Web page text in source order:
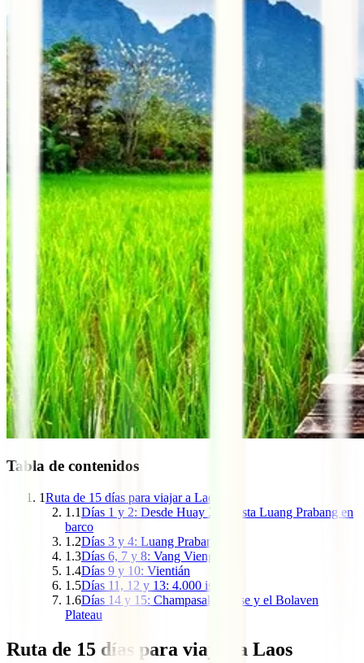
Tabla de contenidos
1Ruta de 15 días para viajar a Laos
1.1Días 1 y 2: Desde Huay Xai hasta Luang Prabang en
barco
1.2Días 3 y 4: Luang Prabang
1.3Días 6, 7 y 8: Vang Vieng
1.4Días 9 y 10: Vientián
1.5Días 11, 12 y 13: 4.000 islas
1.6Días 14 y 15: Champasak, Pakse y el Bolaven
Plateau
Ruta de 15 días para viajar a Laos